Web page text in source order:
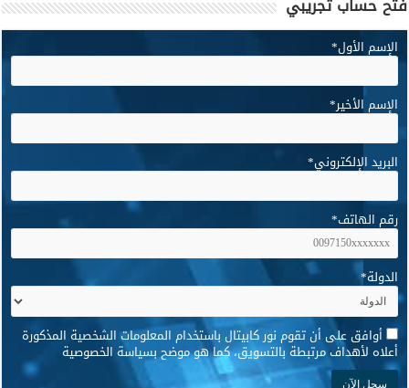
الإسم الأول*
الإسم الأخير*
البريد الإلكتروني*
رقم الهاتف*
الدولة*
* أوافق على أن تقوم نور كابيتال باستخدام المعلومات الشخصية المذكورة
أعلاه لأهداف مرتبطة بالتسويق، كما هو موضح بسياسة الخصوصية